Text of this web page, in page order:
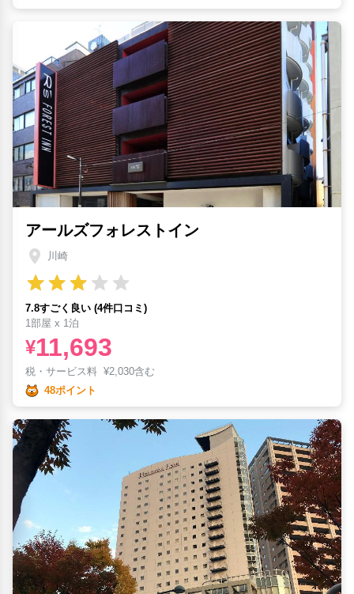
アールズフォレストイン
川崎
7.8すごく良い (4件口コミ)
1部屋 x 1泊
¥11,693
税・サービス料 ¥2,030含む
48ポイント